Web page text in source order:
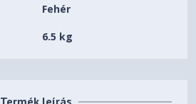
Fehér
6.5 kg